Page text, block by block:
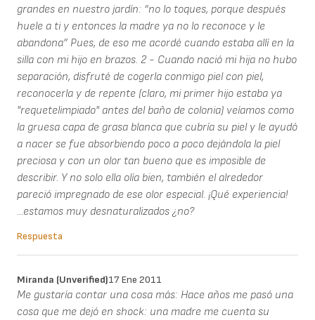
grandes en nuestro jardín: “no lo toques, porque después
huele a ti y entonces la madre ya no lo reconoce y le
abandona” Pues, de eso me acordé cuando estaba allí en la
silla con mi hijo en brazos. 2 - Cuando nació mi hija no hubo
separación, disfruté de cogerla conmigo piel con piel,
reconocerla y de repente (claro, mi primer hijo estaba ya
"requetelimpiado" antes del baño de colonia) veíamos como
la gruesa capa de grasa blanca que cubría su piel y le ayudó
a nacer se fue absorbiendo poco a poco dejándola la piel
preciosa y con un olor tan bueno que es imposible de
describir. Y no solo ella olía bien, también el alrededor
pareció impregnado de ese olor especial. ¡Qué experiencia!
...estamos muy desnaturalizados ¿no?
Respuesta
Miranda (unverified)17 Ene 2011
Me gustaría contar una cosa más: Hace años me pasó una
cosa que me dejó en shock: una madre me cuenta su